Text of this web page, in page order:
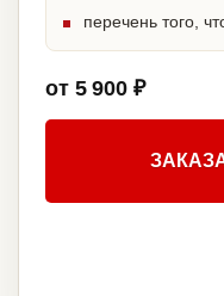
перечень того,
от 5 900 ₽